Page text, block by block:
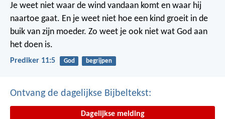
Je weet niet waar de wind vandaan komt en waar hij
naartoe gaat. En je weet niet hoe een kind groeit in de
buik van zijn moeder. Zo weet je ook niet wat God aan
het doen is.
Prediker 11:5 God begrijpen
Ontvang de dagelijkse Bijbeltekst:
Dagelijkse melding